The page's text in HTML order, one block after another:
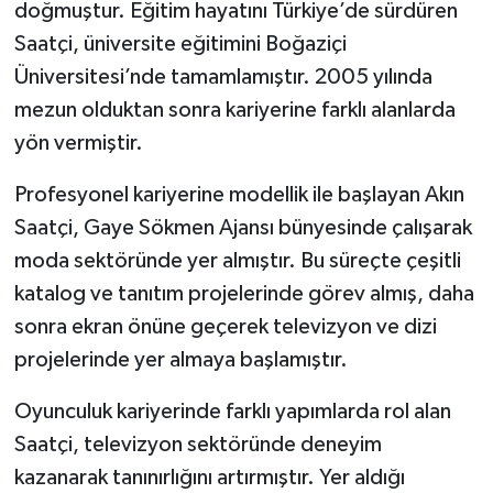
doğmuştur. Eğitim hayatını Türkiye’de sürdüren
Saatçi, üniversite eğitimini Boğaziçi
Üniversitesi’nde tamamlamıştır. 2005 yılında
mezun olduktan sonra kariyerine farklı alanlarda
yön vermiştir.
Profesyonel kariyerine modellik ile başlayan Akın
Saatçi, Gaye Sökmen Ajansı bünyesinde çalışarak
moda sektöründe yer almıştır. Bu süreçte çeşitli
katalog ve tanıtım projelerinde görev almış, daha
sonra ekran önüne geçerek televizyon ve dizi
projelerinde yer almaya başlamıştır.
Oyunculuk kariyerinde farklı yapımlarda rol alan
Saatçi, televizyon sektöründe deneyim
kazanarak tanınırlığını artırmıştır. Yer aldığı